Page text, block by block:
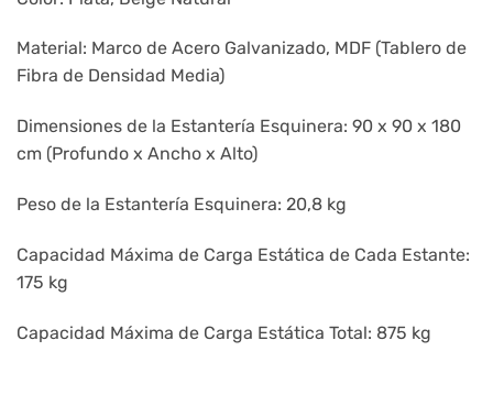
Material: Marco de Acero Galvanizado, MDF (Tablero de
Fibra de Densidad Media)
Dimensiones de la Estantería Esquinera: 90 x 90 x 180
cm (Profundo x Ancho x Alto)
Peso de la Estantería Esquinera: 20,8 kg
Capacidad Máxima de Carga Estática de Cada Estante:
175 kg
Capacidad Máxima de Carga Estática Total: 875 kg